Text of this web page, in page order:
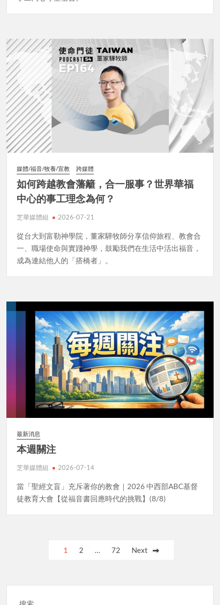
媒體/福音/牧養/宣教 跨媒體
如何跨越教會藩籬，合一服事？世界華福
中心的事工理念為何？
芝華媒體組 2026-07-21
從台大到富勒神學院，董家驊牧師分享信仰旅程、教會合
一、職場使命與實踐神學，鼓勵我們在生活中活出福音，
成為連結他人的「搭橋者」。
最新消息
本週關注
芝華媒體組 2026-07-14
當「聖經文盲」充斥著你的教會｜2026 中西部ABC基督
徒教育大會【從福音書回應時代的挑戰】(8/8)
1 2 … 72 Next